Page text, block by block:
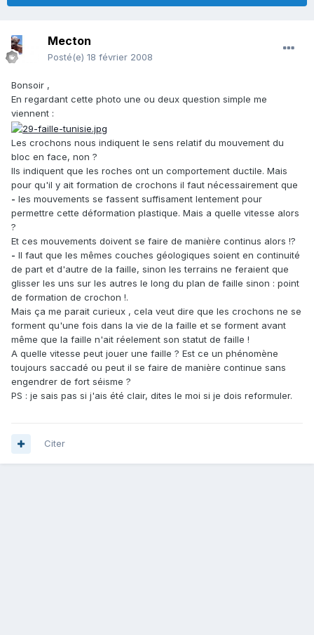
Mecton
Posté(e) 18 février 2008
Bonsoir ,
En regardant cette photo une ou deux question simple me
viennent :
Les crochons nous indiquent le sens relatif du mouvement du
bloc en face, non ?
Ils indiquent que les roches ont un comportement ductile. Mais
pour qu'il y ait formation de crochons il faut nécessairement que
- les mouvements se fassent suffisament lentement pour
permettre cette déformation plastique. Mais a quelle vitesse alors
?
Et ces mouvements doivent se faire de manière continus alors !?
- Il faut que les mêmes couches géologiques soient en continuité
de part et d'autre de la faille, sinon les terrains ne feraient que
glisser les uns sur les autres le long du plan de faille sinon : point
de formation de crochon !.
Mais ça me parait curieux , cela veut dire que les crochons ne se
forment qu'une fois dans la vie de la faille et se forment avant
même que la faille n'ait réelement son statut de faille !
A quelle vitesse peut jouer une faille ? Est ce un phénomène
toujours saccadé ou peut il se faire de manière continue sans
engendrer de fort séisme ?
PS : je sais pas si j'ais été clair, dites le moi si je dois reformuler.
Citer